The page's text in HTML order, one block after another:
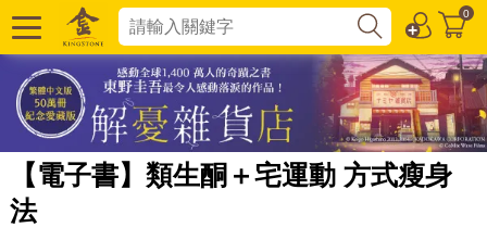
0
【電子書】類生酮＋宅運動 方式瘦身
法